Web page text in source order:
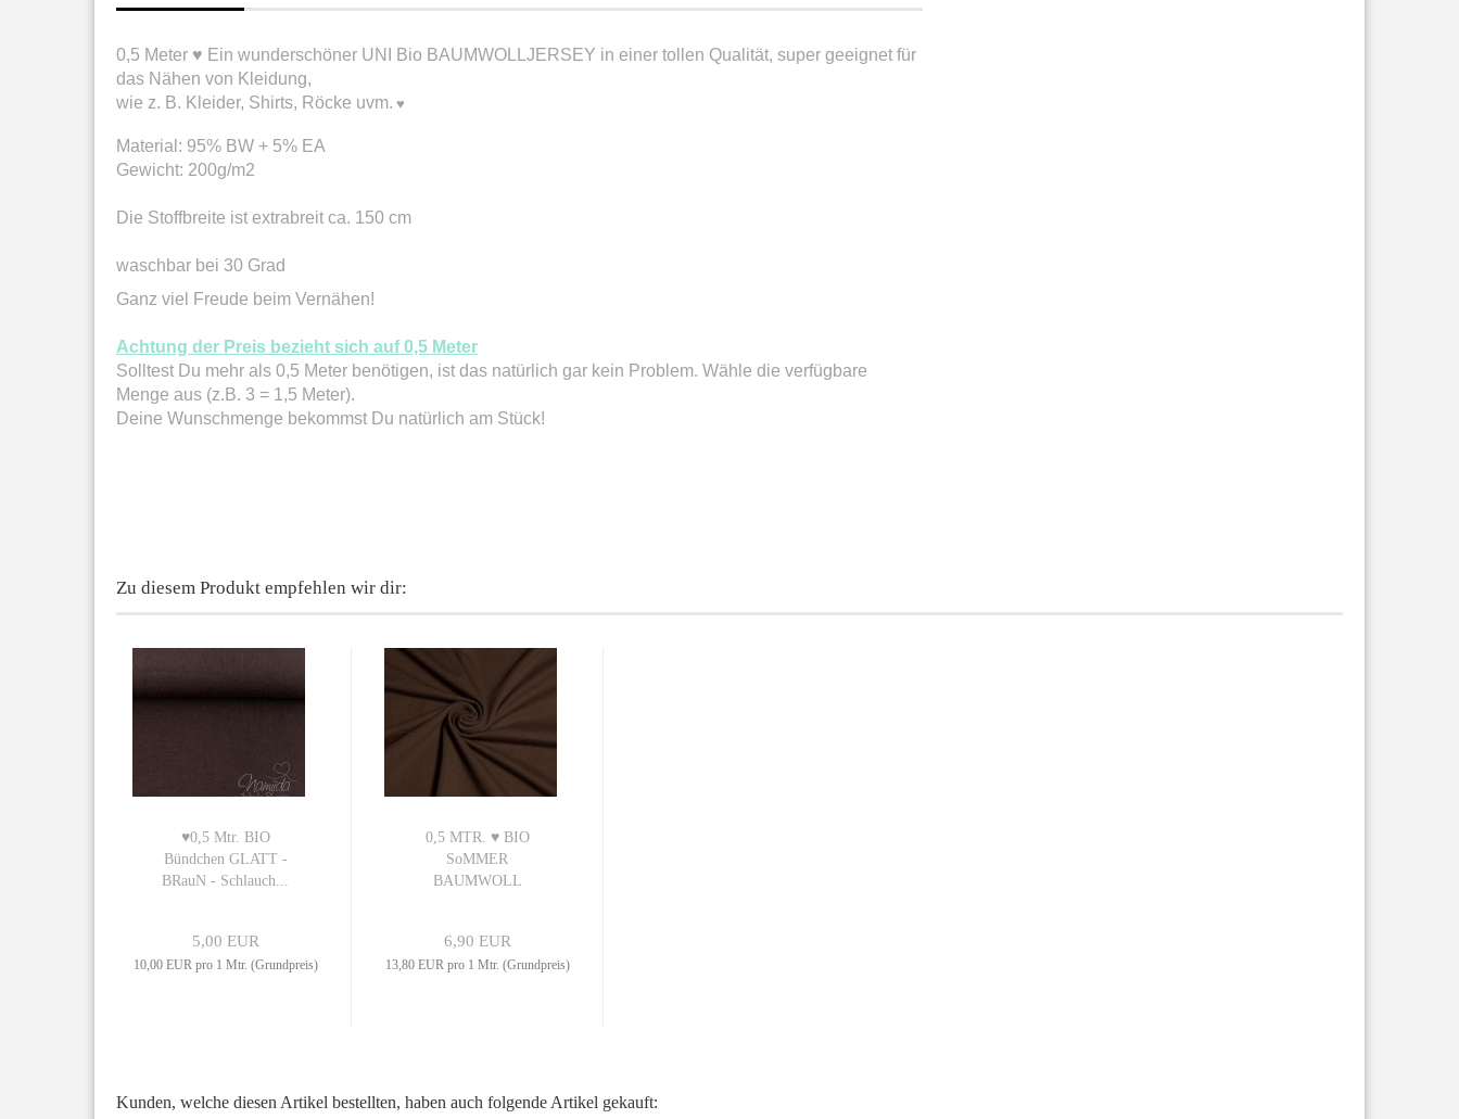
0,5 Meter ♥ Ein wunderschöner UNI Bio BAUMWOLLJERSEY in einer tollen Qualität, super geeignet für
das Nähen von Kleidung,
wie z. B. Kleider, Shirts, Röcke uvm. ♥
Material: 95% BW + 5% EA
Gewicht: 200g/m2
Die Stoffbreite ist extrabreit ca. 150 cm
waschbar bei 30 Grad
Ganz viel Freude beim Vernähen!
Achtung der Preis bezieht sich auf 0,5 Meter
Solltest Du mehr als 0,5 Meter benötigen, ist das natürlich gar kein Problem. Wähle die verfügbare
Menge aus (z.B. 3 = 1,5 Meter).
Deine Wunschmenge bekommst Du natürlich am Stück!
Zu diesem Produkt empfehlen wir dir:
♥0,5 Mtr. BIO
Bündchen GLATT -
BRauN - Schlauch...
5,00 EUR
10,00 EUR pro 1 Mtr. (Grundpreis)
0,5 MTR. ♥ BIO
SoMMER
BAUMWOLL
6,90 EUR
13,80 EUR pro 1 Mtr. (Grundpreis)
Kunden, welche diesen Artikel bestellten, haben auch folgende Artikel gekauft: